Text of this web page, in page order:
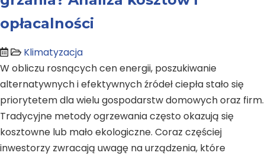
opłacalności
Klimatyzacja
W obliczu rosnących cen energii, poszukiwanie
alternatywnych i efektywnych źródeł ciepła stało się
priorytetem dla wielu gospodarstw domowych oraz firm.
Tradycyjne metody ogrzewania często okazują się
kosztowne lub mało ekologiczne. Coraz częściej
inwestorzy zwracają uwagę na urządzenia, które